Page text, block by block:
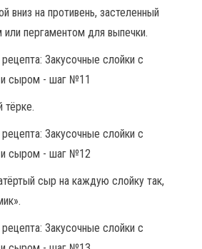
вниз на противень, застеленный
пергаментом для выпечки.
тёрке.
сыр на каждую слойку так,